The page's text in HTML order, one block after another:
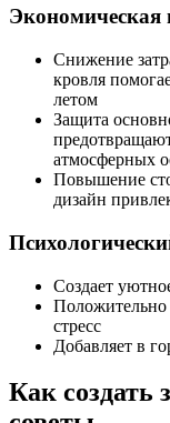
Экономическая
Снижение
кровля
летом
Защита
атмосферных
Повышение
дизайн
Создает
Положительно
стресс
Добавляет в
Как